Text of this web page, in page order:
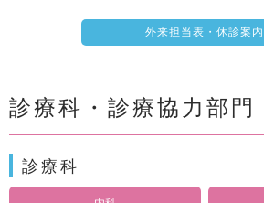
外来担当表・休診案内
診療科・診療協力部門
診療科